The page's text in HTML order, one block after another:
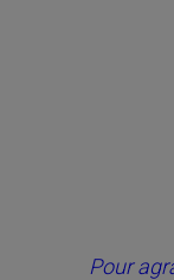
Pour